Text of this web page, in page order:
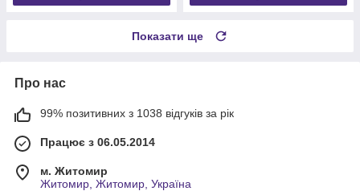
Показати ще
Про нас
99% позитивних з 1038 відгуків за рік
Працює з 06.05.2014
м. Житомир
Житомир, Житомир, Україна